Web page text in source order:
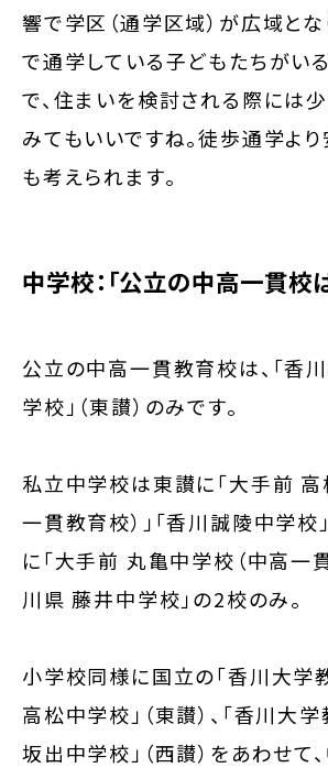
響で学区（通学区域）が広域と
で通学している子どもたちがい
で、住まいを検討される際には
みてもいいですね。徒歩通学よ
も考えられます。
中学校：「公立の中高一貫校
公立の中高一貫教育校は、「香
学校」（東讃）のみです。
私立中学校は東讃に「大手前 高
一貫教育校）」「香川誠陵中学校
に「大手前 丸亀中学校（中高一貫
川県 藤井中学校」の2校のみ。
小学校同様に国立の「香川大学
高松中学校」（東讃）、「香川大
坂出中学校」（西讃）をあわせて